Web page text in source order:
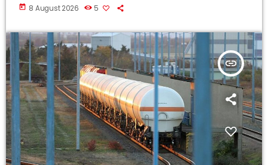
today 8 August 2026 5
insert_link